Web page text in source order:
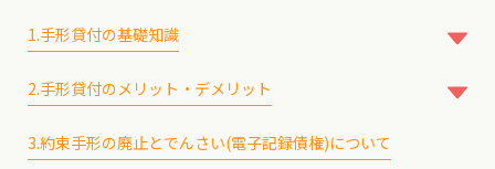
1.手形貸付の基礎知識
1-2.手形貸付の利息の相場
1-4.手形貸付と証書貸付との違い
2.手形貸付のメリット・デメリット
2-1-1.審査が早い
3.約束手形の廃止とでんさい(電子記録債権)について